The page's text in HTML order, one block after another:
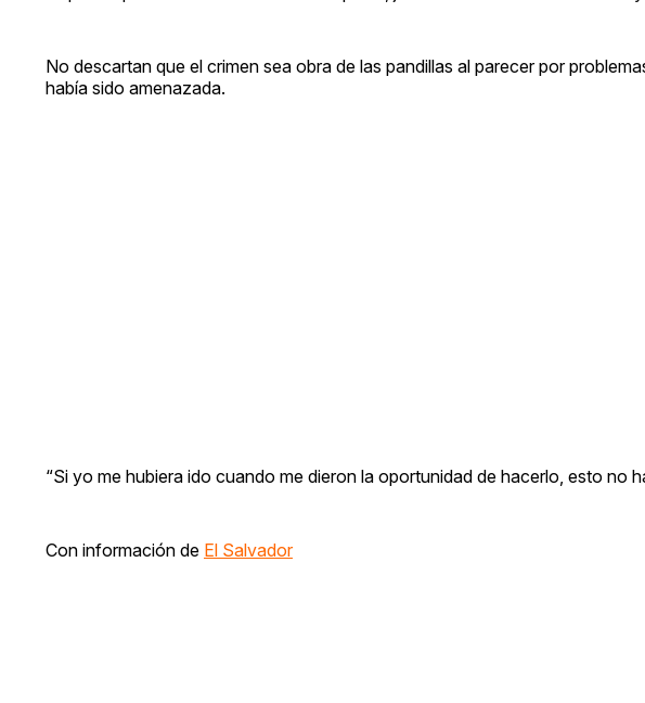
No descartan que el crimen sea obra de las pandillas al parecer por
había sido amenazada.
“Si yo me hubiera ido cuando me dieron la oportunidad de hacerlo, esto no
Con información de El Salvador